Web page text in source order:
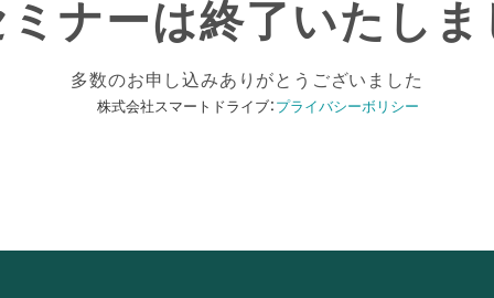
ミナーは終了いたしま
多数のお申し込みありがとうございました
株式会社スマートドライブ： プライバシーボリシー